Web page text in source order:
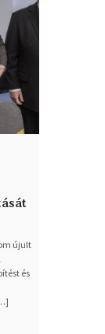
újult
és